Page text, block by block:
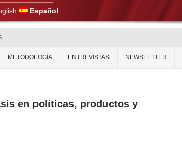
Español
METODOLOGÍA ENTREVISTAS NEWSLETTER
en políticas, productos y